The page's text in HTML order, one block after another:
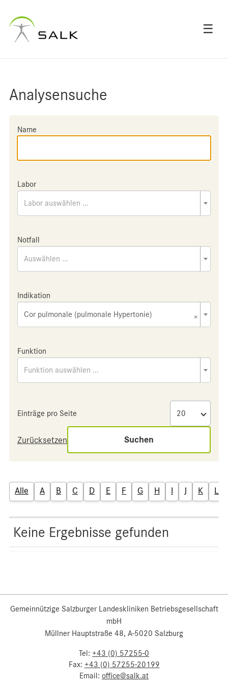
☰
Analysensuche
Name
Labor
Labor auswählen ...
Notfall
Auswählen ...
Indikation
×
Cor pulmonale (pulmonale Hypertonie)
Funktion
Funktion auswählen ...
Einträge pro Seite
Zurücksetzen Suchen
Alle A B C D E F G H I J K L
Keine Ergebnisse gefunden
Gemeinnützige Salzburger Landeskliniken Betriebsgesellschaft
mbH
Müllner Hauptstraße 48, A-5020 Salzburg
Tel: +43 (0) 57255-0
Fax: +43 (0) 57255-20199
Email: office@salk.at